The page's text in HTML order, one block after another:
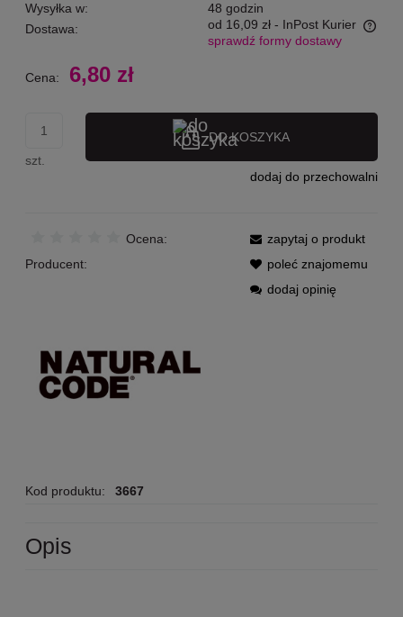
Wysyłka w:
48 godzin
Dostawa:
od 16,09 zł - InPost Kurier
Cena nie zawiera ewentualnych kosztów płatności
sprawdź formy dostawy
Cena: 6,80 zł
szt.
DO KOSZYKA
dodaj do przechowalni
Ocena:
Producent:
Kod produktu: 3667
zapytaj o produkt
poleć znajomemu
dodaj opinię
Opis